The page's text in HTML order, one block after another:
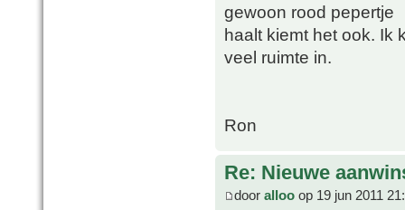
gewoon rood pepertje
haalt kiemt het ook. Ik
veel ruimte in.
Ron
Re: Nieuwe
door alloo op 19 jun 2011